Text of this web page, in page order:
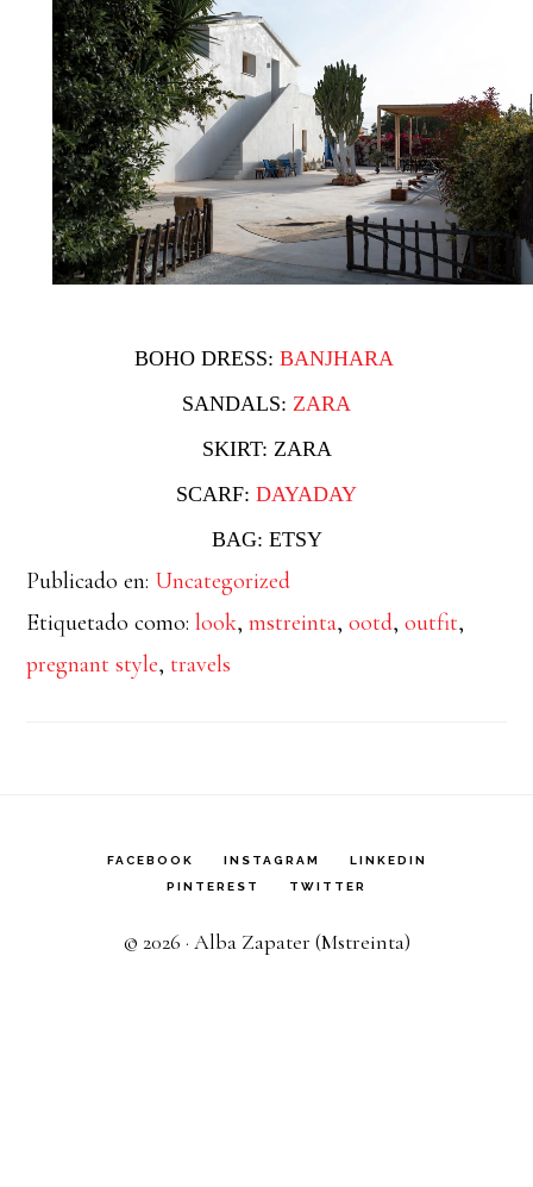
BOHO DRESS: BANJHARA
SANDALS: ZARA
SKIRT: ZARA
SCARF: DAYADAY
BAG: ETSY
Publicado en: Uncategorized
Etiquetado como:look,mstreinta,ootd,outfit,
pregnant style, travels
FACEBOOK INSTAGRAM
LINKEDIN
PINTEREST
TWITTER
© 2026 · Alba Zapater (Mstreinta)